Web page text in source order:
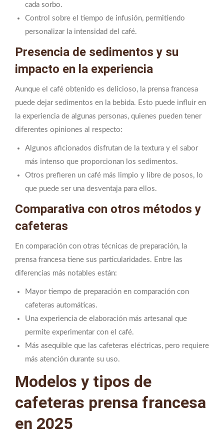
cada sorbo.
Control sobre el tiempo de infusión, permitiendo
personalizar la intensidad del café.
Presencia de sedimentos y su
impacto en la experiencia
Aunque el café obtenido es delicioso, la prensa francesa
puede dejar sedimentos en la bebida. Esto puede influir en
la experiencia de algunas personas, quienes pueden tener
diferentes opiniones al respecto:
Algunos aficionados disfrutan de la textura y el sabor
más intenso que proporcionan los sedimentos.
Otros prefieren un café más limpio y libre de posos, lo
que puede ser una desventaja para ellos.
Comparativa con otros métodos y
cafeteras
En comparación con otras técnicas de preparación, la
prensa francesa tiene sus particularidades. Entre las
diferencias más notables están:
Mayor tiempo de preparación en comparación con
cafeteras automáticas.
Una experiencia de elaboración más artesanal que
permite experimentar con el café.
Más asequible que las cafeteras eléctricas, pero requiere
más atención durante su uso.
Modelos y tipos de
cafeteras prensa francesa
en 2025